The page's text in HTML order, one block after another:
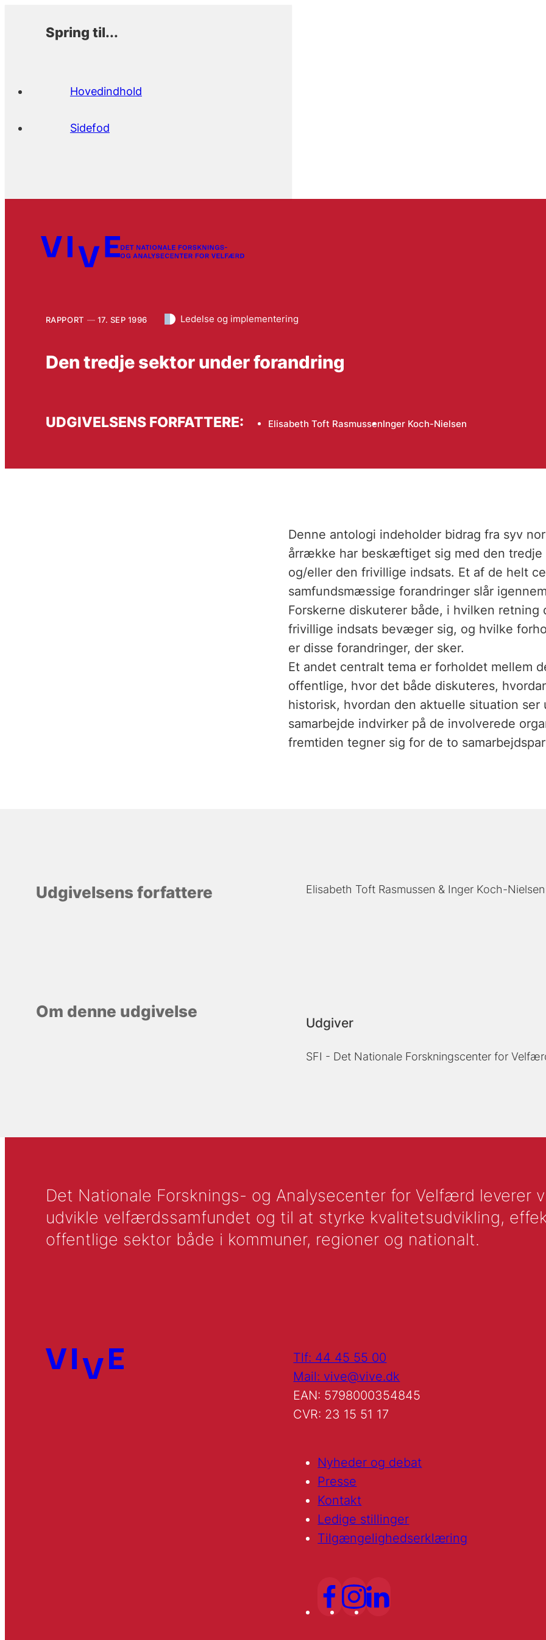
Spring til...
Hovedindhold
Sidefod
RAPPORT 17. SEP 1996 Ledelse og implementering
Den tredje sektor under forandring
UDGIVELSENS FORFATTERE: Elisabeth Toft RasmussenInger Koch-Nielsen
Denne antologi indeholder bidrag fra syv
årrække har beskæftiget sig med den tredje
og/eller den frivillige indsats. Et af de helt
samfundsmæssige forandringer slår
Forskerne diskuterer både, i hvilken
frivillige indsats bevæger sig, og hvilke
er disse forandringer, der sker.
Et andet centralt tema er forholdet mellem
offentlige, hvor det både diskuteres,
historisk, hvordan den aktuelle situation
samarbejde indvirker på de involverede
fremtiden tegner sig for de to
Udgivelsens forfattere Elisabeth Toft Rasmussen Inger Koch-Nielsen
Om denne udgivelse
Udgiver
SFI - Det Nationale Forskningscenter for
Det Nationale Forsknings- og Analysecenter for Velfærd leverer
udvikle velfærdssamfundet og til at styrke kvalitetsudvikling,
offentlige sektor både i kommuner, regioner og nationalt.
Tlf: 44 45 55 00
Mail: vive@vive.dk
EAN: 5798000354845
CVR: 23 15 51 17
Nyheder og debat
Presse
Kontakt
Ledige stillinger
Tilgængelighedserklæring